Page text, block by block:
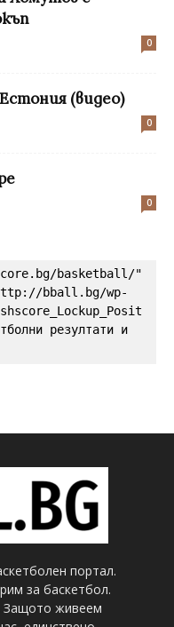
0
(видео)
0
0
basketball/"
bball.bg/wp-
резултати и
портал.
за баскетбол.
Защото живеем